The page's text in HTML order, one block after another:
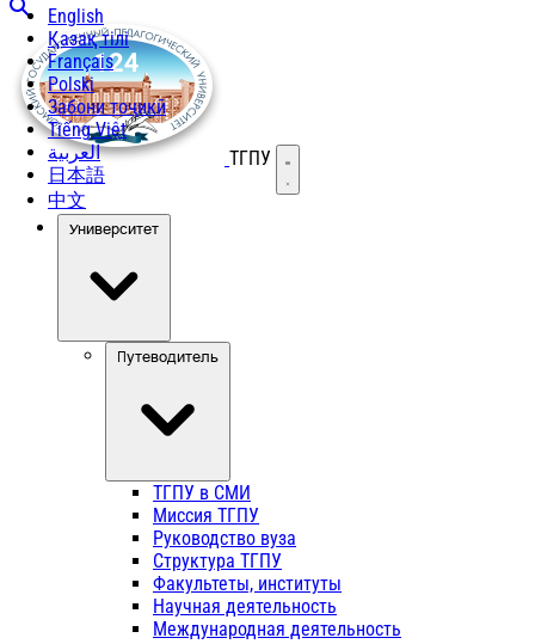
English
Қазақ тілі
Français
Polski
Забони тоҷикӣ
Tiếng Việt
العربية
日本語
中文
ТГПУ Открыть меню
Университет
Путеводитель
ТГПУ в СМИ
Миссия ТГПУ
Руководство вуза
Структура ТГПУ
Факультеты, институты
Научная деятельность
Международная деятельность